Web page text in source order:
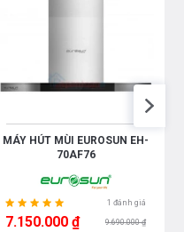
MÁY HÚT MÙI EUROSUN EH-
70AF76
1 đánh giá
7.150.000 ₫ 9.690.000 ₫